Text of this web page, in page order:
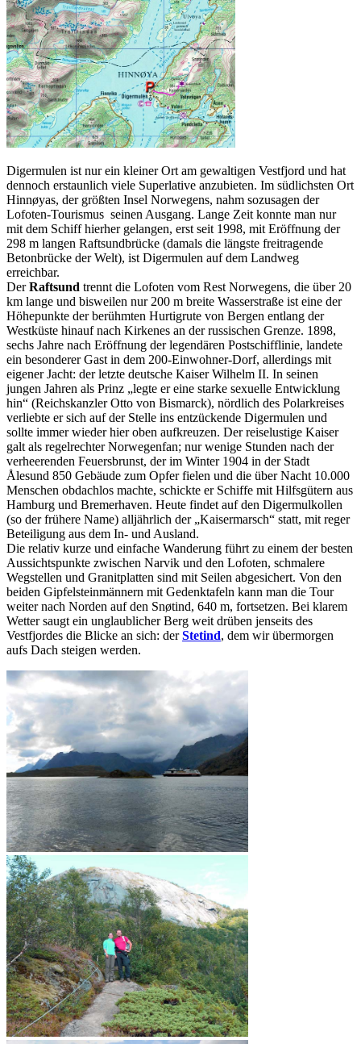
Digermulen ist nur ein kleiner Ort am gewaltigen Vestfjord und hat
dennoch erstaunlich viele Superlative anzubieten. Im südlichsten Ort
Hinnøyas, der größten Insel Norwegens, nahm sozusagen der
Lofoten-Tourismus seinen Ausgang. Lange Zeit konnte man nur
mit dem Schiff hierher gelangen, erst seit 1998, mit Eröffnung der
298 m langen Raftsundbrücke (damals die längste freitragende
Betonbrücke der Welt), ist Digermulen auf dem Landweg
erreichbar.
DerRaftsund trennt die Lofoten vom Rest Norwegens, die über 20
km lange und bisweilen nur 200 m breite Wasserstraße ist eine der
Höhepunkte der berühmten Hurtigrute von Bergen entlang der
Westküste hinauf nach Kirkenes an der russischen Grenze. 1898,
sechs Jahre nach Eröffnung der legendären Postschifflinie, landete
ein besonderer Gast in dem 200-Einwohner-Dorf, allerdings mit
eigener Jacht: der letzte deutsche Kaiser Wilhelm II. In seinen
jungen Jahren als Prinz „legte er eine starke sexuelle Entwicklung
hin“ (Reichskanzler Otto von Bismarck), nördlich des Polarkreises
verliebte er sich auf der Stelle ins entzückende Digermulen und
sollte immer wieder hier oben aufkreuzen. Der reiselustige Kaiser
galt als regelrechter Norwegenfan; nur wenige Stunden nach der
verheerenden Feuersbrunst, der im Winter 1904 in der Stadt
Ålesund 850 Gebäude zum Opfer fielen und die über Nacht 10.000
Menschen obdachlos machte, schickte er Schiffe mit Hilfsgütern aus
Hamburg und Bremerhaven. Heute findet auf den Digermulkollen
(so der frühere Name) alljährlich der „Kaisermarsch“ statt, mit reger
Beteiligung aus dem In- und Ausland.
Die relativ kurze und einfache Wanderung führt zu einem der besten
Aussichtspunkte zwischen Narvik und den Lofoten, schmalere
Wegstellen und Granitplatten sind mit Seilen abgesichert. Von den
beiden Gipfelsteinmännern mit Gedenktafeln kann man die Tour
weiter nach Norden auf den Snøtind, 640 m, fortsetzen. Bei klarem
Wetter saugt ein unglaublicher Berg weit drüben jenseits des
Vestfjordes die Blicke an sich: derStetind, dem wir übermorgen
aufs Dach steigen werden.